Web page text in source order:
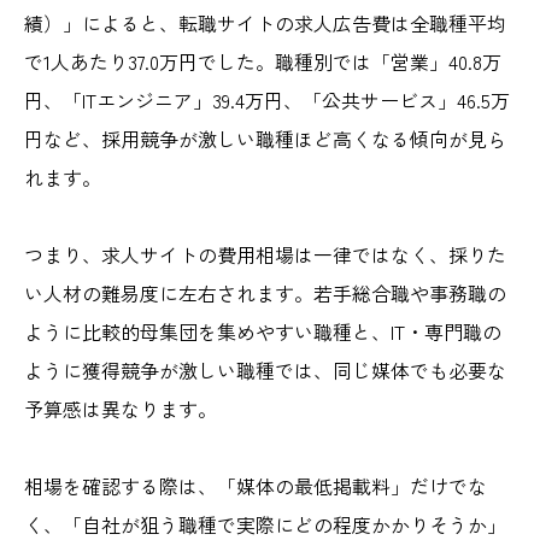
績）」によると、転職サイトの求人広告費は全職種平均
で1人あたり37.0万円でした。職種別では「営業」40.8万
円、「ITエンジニア」39.4万円、「公共サービス」46.5万
円など、採用競争が激しい職種ほど高くなる傾向が見ら
れます。
つまり、求人サイトの費用相場は一律ではなく、採りた
い人材の難易度に左右されます。若手総合職や事務職の
ように比較的母集団を集めやすい職種と、IT・専門職の
ように獲得競争が激しい職種では、同じ媒体でも必要な
予算感は異なります。
相場を確認する際は、「媒体の最低掲載料」だけでな
く、「自社が狙う職種で実際にどの程度かかりそうか」